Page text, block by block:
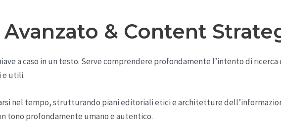
& Content
a caso in un testo. Serve comprendere profondamente l’intento di
e utili.
nel tempo, strutturando piani editoriali etici e architetture
tono profondamente umano e autentico.